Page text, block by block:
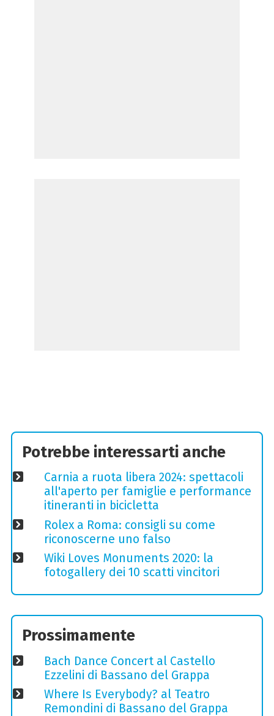
Potrebbe interessarti anche
Carnia a ruota libera 2024: spettacoli
all'aperto per famiglie e performance
itineranti in bicicletta
Rolex a Roma: consigli su come
riconoscerne uno falso
Wiki Loves Monuments 2020: la
fotogallery dei 10 scatti vincitori
Prossimamente
Bach Dance Concert al Castello
Ezzelini di Bassano del Grappa
Where Is Everybody? al Teatro
Remondini di Bassano del Grappa